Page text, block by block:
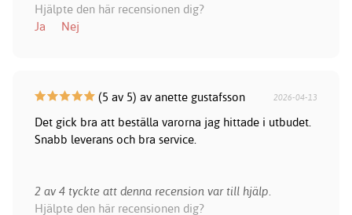
Hjälpte den här recensionen dig?
Ja
Nej
(5 av 5) av anette gustafsson 2026-04-13
Det gick bra att beställa varorna jag hittade i utbudet.
Snabb leverans och bra service.
2 av 4 tyckte att denna recension var till hjälp.
Hjälpte den här recensionen dig?